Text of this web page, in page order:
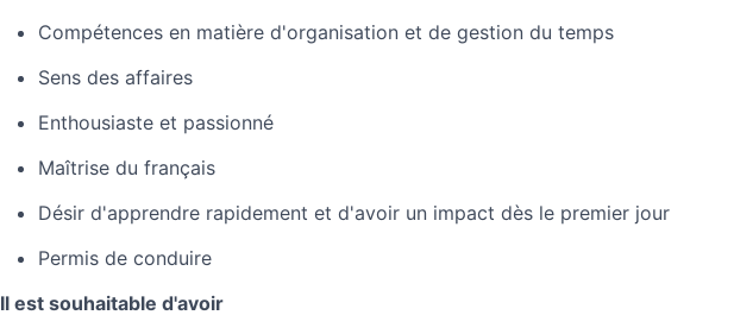
Compétences en matière d'organisation et de gestion du temps
Sens des affaires
Enthousiaste et passionné
Maîtrise du français
Désir d'apprendre rapidement et d'avoir un impact dès le premier jour
Permis de conduire
Il est souhaitable d'avoir